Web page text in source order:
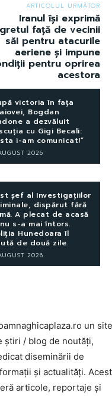
ARTICOLUL URMĂTOR
Iranul își exprimă
față de vecinii
săi pentru atacurile
aeriene și impune
pentru oprirea
acestora
victoria în fața
Bogdan
a dezvăluit
cu Gigi Becali:
i-am comunicat!”
2026
șef al Investigațiilor
dispărut fără
A plecat de acasă
s-a mai întors.
Hunedoara îl
de două zile.
2026
un site
știri / blog de noutăți,
diseminării de
și actualități.
articole, reportaje și